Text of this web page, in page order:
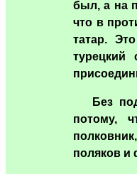
был, а на
что в
татар.
турецкий
Без
потому,
поляков и